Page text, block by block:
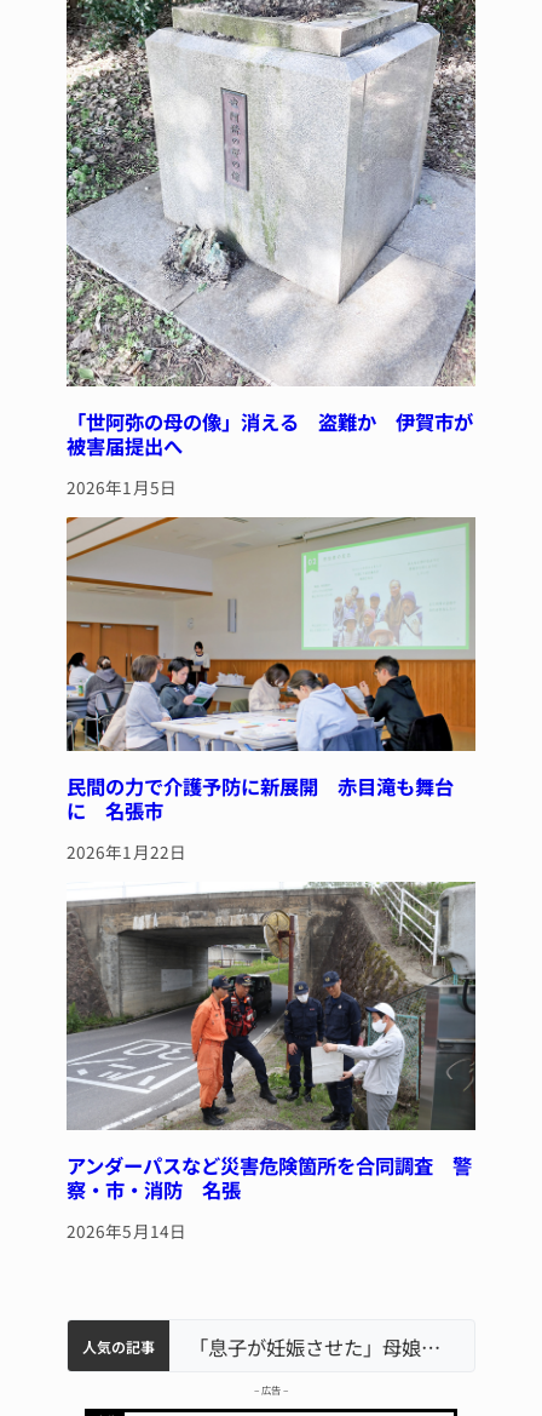
「世阿弥の母の像」消える 盗難か 伊賀市が
被害届提出へ
2026年1月5日
民間の力で介護予防に新展開 赤目滝も舞台
に 名張市
2026年1月22日
アンダーパスなど災害危険箇所を合同調査 警
察・市・消防 名張
2026年5月14日
人気の記事
名張市水道料金47％値上げへ 答申案、審議会で大筋まとまる
中学校の陶壁モニュメント 地元建設会社がボランティアで清掃 伊賀名張市立病院のDMAT、熊本地震の被災地へ 能登以来3回目の派遣 「息子が妊娠させた」母娘だまされ400万円詐欺被害 名張
– 広告 –